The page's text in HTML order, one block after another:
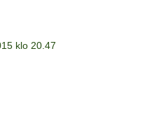
klo 20.47